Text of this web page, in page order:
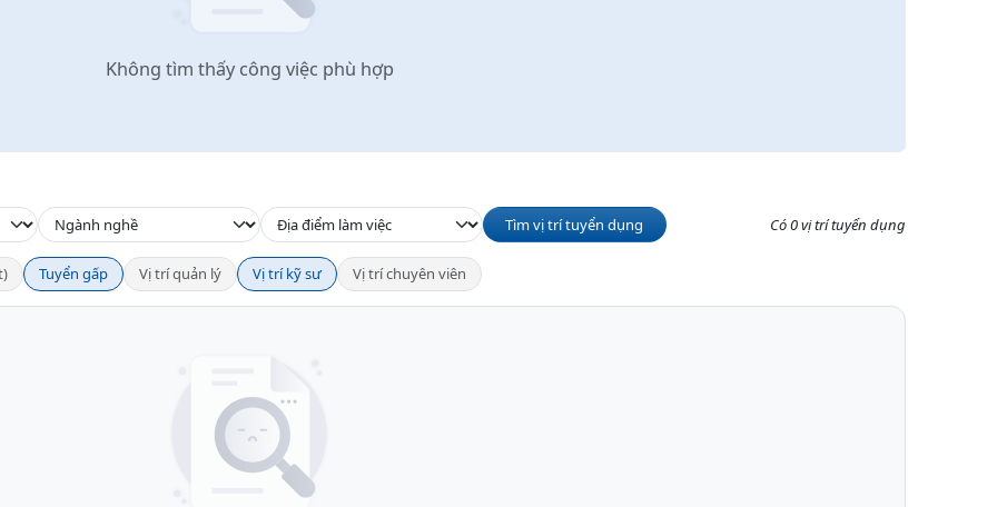
Không tìm thấy công việc phù hợp
Tìm vị trí tuyển dụng Có 0 vị trí tuyển dụng
Tuyển gấp Vị trí quản lý Vị trí kỹ sư Vị trí chuyên viên